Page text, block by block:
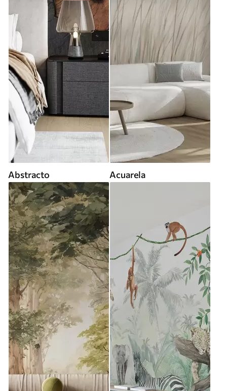
Abstracto Acuarela